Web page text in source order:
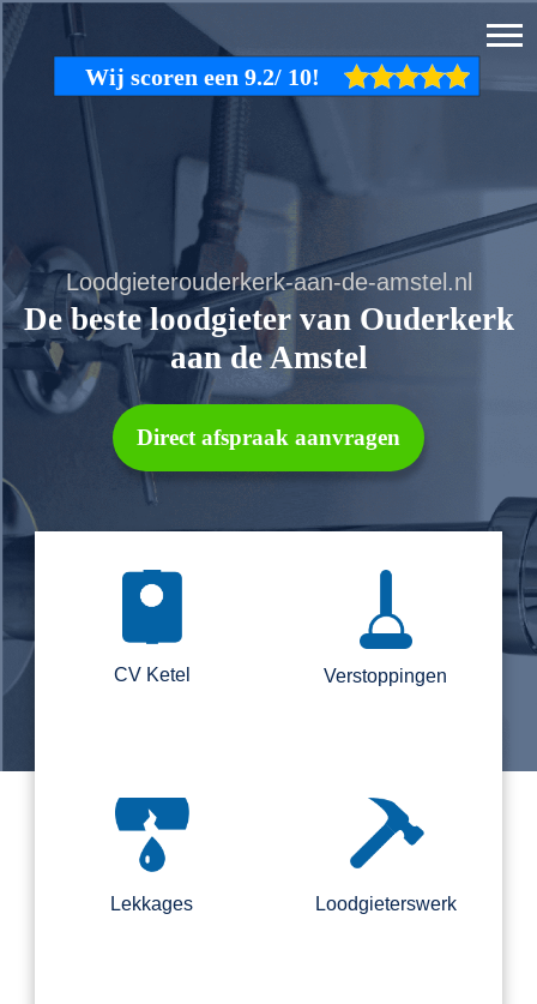
Loodgieterouderkerk-aan-de-amstel.nl
De beste loodgieter van Ouderkerk
aan de Amstel
Direct afspraak aanvragen
CV Ketel Verstoppingen
Lekkages Loodgieterswerk